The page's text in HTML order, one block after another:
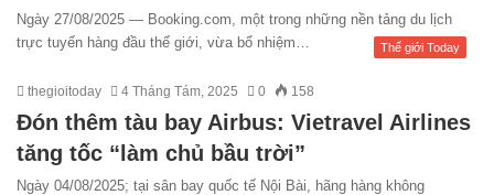
Ngày 27/08/2025 — Booking.com, một trong những nền tảng du lịch
trực tuyến hàng đầu thế giới, vừa bổ nhiệm…
Thế giới Today
thegioitoday 4 Tháng Tám, 2025 0 158
Đón thêm tàu bay Airbus: Vietravel Airlines
tăng tốc “làm chủ bầu trời”
Ngày 04/08/2025; tại sân bay quốc tế Nội Bài, hãng hàng không